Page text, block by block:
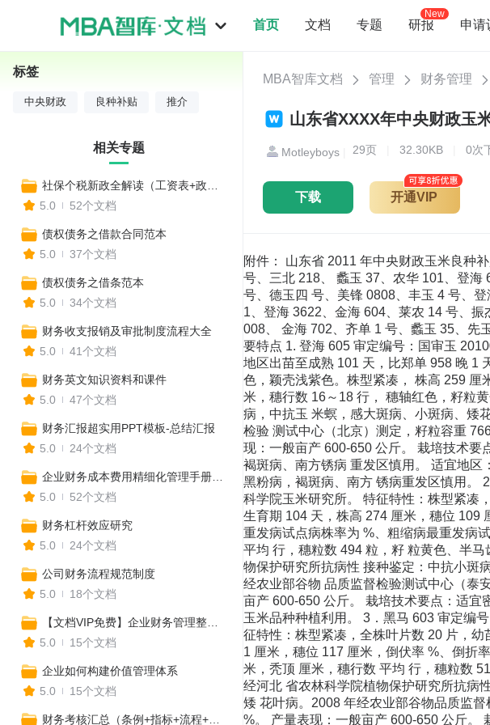
首页 文档 专题 研报
New
申请
MBA智库文档 管理 财务管理
山东省XXXX年中央财政玉
Motleyboys 29页 32.30KB 0次
下载 开通VIP
附件： 山东省 2011 年中央财政玉米良种补贴项目推介品种 一、推介品种（46 个） 登海 605、鲁单 818、黑马 603、济玉 1 号、三北 218、 蠡玉 37、农华 101、登海 662、德利农 988、津北 288、德 瑞 66、奥玉 12、鲁单 6041、天泰 33 号、振杰 5 号、德玉四 号、美锋 0808、丰玉 4 号、登海 661、威玉 308（春玉米）、 郑单 958、浚单 20、金海 5 号、农大 108、鲁单 981、登海 3622、金海 604、莱农 14 号、振杰 2 号、金惠 1 号、丹玉 86 （春玉米）、天泰 14 号、中科 11 号、聊玉 20、丰聊 008、 金海 702、齐单 1 号、蠡玉 35、先玉 335、聊玉 22 号、淄 玉 14、振杰 4 号、天泰 55、泰玉 14 号。 二、推介品种主要特点 1. 登海 605 审定编号：国审玉 2010009。2010 年审定。 育种单位：山东登海种业股份有限公司。 特征特性：在黄淮海地区出苗至成熟 101 天，比郑单 958 晚 1 天，需有效积温 2550℃左右。幼苗叶鞘紫色，叶片 绿色，叶缘绿带紫色，花药黄绿色，颖壳浅紫色。株型紧凑， 株高 259 厘米，穗位高 99 厘米，成株叶片数 19～20 片。花 丝浅紫色，果穗长筒型，穗长 18 厘米，穗行数 16～18 行， 穗轴红色，籽粒黄色、马齿型，百粒重 克。经河北省 农林科学院植物保护研究所接种鉴定，高抗茎腐病，中抗玉 米螟，感大斑病、小斑病、矮花叶病和弯孢菌叶斑病，高感 瘤黑粉病、褐斑病和南方锈病。经农业部谷物品质监督检验 测试中心（北京）测定，籽粒容重 766 克/升，粗蛋白含量 %，粗脂肪含量 %，粗淀粉含量 %，赖氨酸 含量 %。 产量表现：一般亩产 600-650 公斤。 栽培技术要点：在中等肥力以上地块栽培，每亩适宜密 度 4000～4500 株，注意防治瘤黑粉病，褐斑病、南方锈病 重发区慎用。 适宜地区：适宜在山东、河南、河北中南部、安徽北部、 山西运城地区夏播种植，注意防治瘤黑粉病，褐斑病、南方 锈病重发区慎用。 2．鲁单 818 审定编号：鲁农审 2010005 号。2010 年审定。 选育单位：山东省农业科学院玉米研究所。 特征特性：株型紧凑，全株叶片数 20-21 片，幼苗叶鞘 紫色，花丝红色，花药青色。区域试验结果：夏播生育期 104 天，株高 274 厘米，穗位 109 厘米，倒伏率 %、倒折率 %，大斑病和锈病最重发病试点病级均为 7 级、茎腐病最 重发病试点病株率为 %、粗缩病最重发病试点病株率为 %；果穗筒形，穗轴红色，穗长 厘米，穗粗 厘 米，秃顶 厘米，穗行数平均 行，穗粒数 494 粒，籽 粒黄色、半马齿型，出籽率 %，千粒重 356 克，容重 716 克/升。2008 年经河北省农林科学院植物保护研究所抗病性 接种鉴定：中抗小斑病，感大斑病和弯孢菌叶斑病，高抗茎 腐病，抗瘤黑粉病，高抗矮花叶病。2008 年经农业部谷物 品质监督检验测试中心（泰安）品质分析：粗蛋白含量 %， 粗脂肪 %，赖氨酸 %，粗淀粉 %。 产量表现：一般亩产 600-650 公斤。 栽培技术要点：适宜密度为每亩 5000 株。其它管理措 施同一般大田。 适宜地区：在全省适宜地区作为夏玉米品种种植利用。 3．黑马 603 审定编号：鲁农审 2010002 号。2010 年审定。 选育单位：山东滨州黑马种业有限公司。 特征特性：株型紧凑，全株叶片数 20 片，幼苗叶鞘淡 紫色，花丝红色，花药黄色。区域试验结果：夏播生育期 107 天，株高 271 厘米，穗位 117 厘米，倒伏率 %、倒折率 %，锈病最重发病试点病级为 9 级；果穗长筒形，穗轴白 色，穗长 厘米，穗粗 厘米，秃顶 厘米，穗行数 平均 行，穗粒数 510 粒，籽粒黄色、半马齿型，出籽 率 %，千粒重 358 克，容重 734 克/升。2008 年经河北 省农林科学院植物保护研究所抗病性接种鉴定：中抗小斑病， 感大斑病和弯孢菌叶斑病，中抗茎腐病和瘤黑粉病，高抗矮 花叶病。2008 年经农业部谷物品质监督检验测试中心（泰 安）品质分析：粗蛋白含量 %，粗脂肪 %，赖氨酸 %，粗淀粉 %。 产量表现：一般亩产 600-650 公斤。 栽培技术要点：适宜密度为每亩 4500 株。其它管理措 施同一般大田。 适宜地区：在全省适宜地区作为夏玉米品种种植利用。 在锈病重发区慎用。 4．济玉 1 号 审定编号：鲁农审 2010001 号。2010 年审定。 选育单位：济南永丰种业有限公司。 特征特性：株型紧凑，全株叶片数 22 片，幼苗叶鞘紫 色，花丝红色，花药紫色。区域试验结果：夏播生育期 104 天，株高 264 厘米，穗位 108 厘米，倒伏率 %、倒折率 %，粗缩病最重发病试点病株率为 %；果穗筒形，穗 轴白色，穗长 厘米，穗粗 厘米，秃顶 厘米，穗 行数平均 行，穗粒数 479 粒，籽粒黄色、半马齿型，出 籽率 %，千粒重 362 克，容重 718 克/升。2008 年经河 北省农林科学院植物保护研究所抗病性接种鉴定：抗小斑病， 感大斑病、中抗弯孢菌叶斑病和茎腐病，高感瘤黑粉病，抗 矮花叶病。2008 年经农业部谷物品质监督检验测试中心（泰 安）品质分析：粗蛋白含量 %，粗脂肪 %，赖氨酸 %，粗淀粉 %。 产量表现：一般亩产 600-650 公斤。 栽培技术要点：适宜密度为每亩 4000-4500 株。其它管 理措施同一般大田。 适宜地区：在全省适宜地区作为夏玉米品种种植利用。 在瘤黑粉病重发区慎用。 5．三北 218 审定编号：鲁农审 2010003 号。2010 年审定。 选育单位：三北种业有限公司。 特征特性：株型紧凑，全株叶片数 21-22 片，幼苗叶鞘 紫色，花丝紫色，花药浅紫色。区域试验结果：夏播生育 期 103 天，株高 262 厘米，穗位 113 厘米，倒伏率 %、 倒折率 %，茎腐病最重发病试点病株率为 %（生产 试验最重发病点病株率为 %）、粗缩病最重发病试点病 株率为 %，小斑病和锈病最重发病试点病级均为 7 级； 果穗短筒形，穗轴白色，穗长 厘米，穗粗 厘米，秃 顶 厘米，穗行数平均 行，穗粒数 485 粒，籽粒黄色、 半马齿型，出籽率 %，千粒重 382 克，容重 699 克/升。 2008 年经河北省农林科学院植物保护研究所抗病性接种鉴 定：抗小斑病，中抗大斑病，感弯孢菌叶斑病，中抗茎腐病， 高抗瘤黑粉病和矮花叶病。2008 年经农业部谷物品质监督 检验测试中心（泰安）品质分析：粗蛋白含量 %，粗脂 肪 %，赖氨酸 %，粗淀粉 %。 产量表现：一般亩产 600-650 公斤。 栽培技术要点：适宜密度为每亩 4000 株。其它管理措 施同一般大田。 适宜地区：在全省适宜地区作为夏玉米品种种植利用。 在茎腐病重发区慎用。 10. 登海 662 审定编号：鲁农审 2009001 号。2009 年审定。 育种单位：山东登海种业股份有限公司。 特征特性：株型紧凑，全株叶片数 20 片，幼苗叶鞘浅 紫色，花丝浅紫色，花药黄色。区域试验结果：夏播生育 期 105 天，株高 280 厘米，穗位 100 厘米，倒伏率 %、 倒折率 %，大斑病和锈病最重发病试点发病病级均为 7 级、粗缩病最重发病试点发病率为 %。果穗筒形，穗长 厘米，穗粗 厘米，秃顶 厘米，穗行数平均 行，穗粒数 586 粒，红轴，黄粒、马齿型，出籽率 %， 千粒重 301 克，容重 701 克/升。2008 年经河北省农林科学 院植物保护研究所抗病性接种鉴定：中抗小斑病，高感大斑 病和弯孢菌叶斑病，高抗茎腐病和瘤黑粉病，中抗矮花叶病
标签
中央财政 良种补贴 推介
相关专题
5.0
52个文档
债权债务之借款合同范本
5.0
37个文档
债权债务之借条范本
5.0
34个文档
财务收支报销及审批制度流程大全
5.0
41个文档
财务英文知识资料和课件
5.0
47个文档
财务汇报超实用PPT模板-总结汇报
5.0
24个文档
5.0
52个文档
财务杠杆效应研究
5.0
24个文档
公司财务流程规范制度
5.0
18个文档
5.0
15个文档
企业如何构建价值管理体系
5.0
15个文档